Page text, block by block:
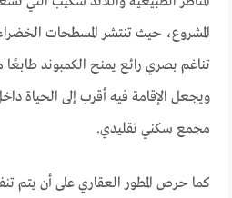
المشروع، حيث تنتشر المسطحات
تناغم بصري رائع يمنح الكمبوند طابعًا
ويجعل الإقامة فيه أقرب إلى
مجمع سكني تقليدي.
كما حرص المطور العقاري على أن يتم